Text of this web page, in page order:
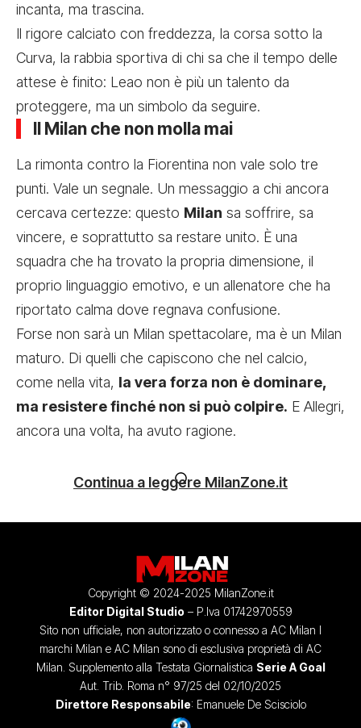
incanta, ma trascina.
Il rigore calciato con freddezza, la corsa sotto la
Curva, la rabbia sportiva di chi sa che il tempo delle
attese è finito: Leao non è più un talento da
proteggere, ma un simbolo da seguire.
Il Milan che non molla mai
La rimonta contro la Fiorentina non vale solo tre
punti. Vale un segnale. Un messaggio a chi ancora
cercava certezze: questo Milan sa soffrire, sa
vincere, e soprattutto sa restare unito. È una
squadra che ha trovato la propria dimensione, il
proprio linguaggio emotivo, e un allenatore che ha
riportato calma dove regnava confusione.
Forse non sarà un Milan spettacolare, ma è un Milan
maturo. Di quelli che capiscono che nel calcio,
come nella vita, la vera forza non è dominare,
ma resistere finché non si può colpire. E Allegri,
ancora una volta, ha avuto ragione.
Continua a leggere MilanZone.it
Copyright © 2024-2025 MilanZone.it
Editor Digital Studio – P.Iva 01742970559
Sito non ufficiale, non autorizzato o connesso a AC Milan I
marchi Milan e AC Milan sono di esclusiva proprietà di AC
Milan. Supplemento alla Testata Giornalistica Serie A Goal
Aut. Trib. Roma n° 97/25 del 02/10/2025
Direttore Responsabile: Emanuele De Scisciolo